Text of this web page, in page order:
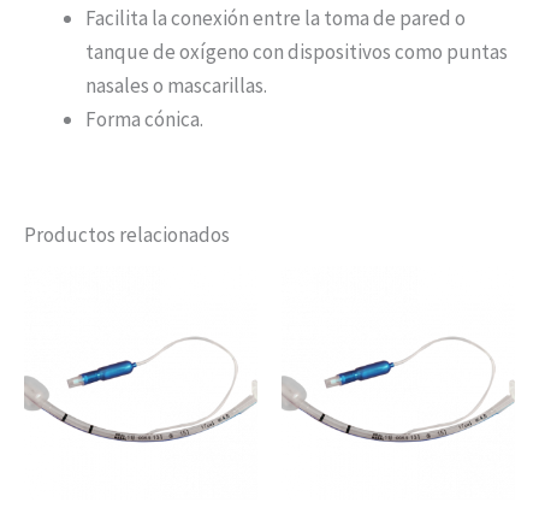
Facilita la conexión entre la toma de pared o
tanque de oxígeno con dispositivos como puntas
nasales o mascarillas.
Forma cónica.
Productos relacionados